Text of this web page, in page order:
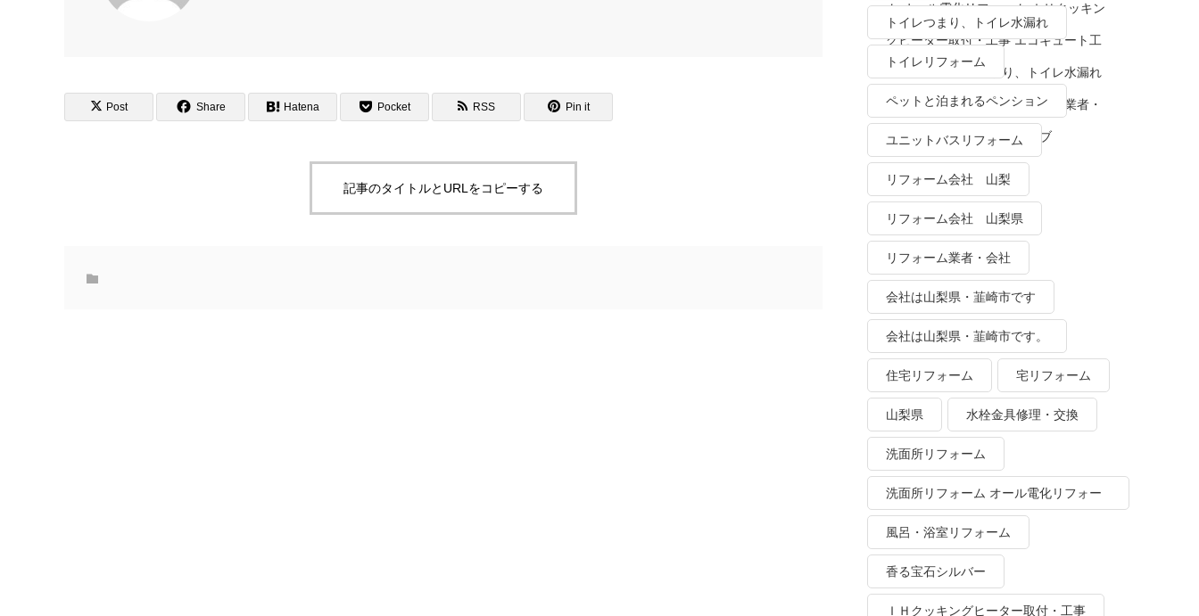
Post Share Hatena Pocket RSS Pin it
記事のタイトルとURLをコピーする
ム オール電化リフォーム ＩＨクッキン
グヒーター取付・工事 エコキュート工
事・販売 トイレつまり、トイレ水漏れ
水栓金具修理・交換 リフォーム業者・
会社 ＴＯＴＯリモデルクラブ
トイレつまり、トイレ水漏れ
トイレリフォーム
ペットと泊まれるペンション
ユニットバスリフォーム
リフォーム会社 山梨
リフォーム会社 山梨県
リフォーム業者・会社
会社は山梨県・韮崎市です
会社は山梨県・韮崎市です。
住宅リフォーム 宅リフォーム
山梨県 水栓金具修理・交換
洗面所リフォーム
洗面所リフォーム オール電化リフォー
ム
風呂・浴室リフォーム
香る宝石シルバー
ＩＨクッキングヒーター取付・工事